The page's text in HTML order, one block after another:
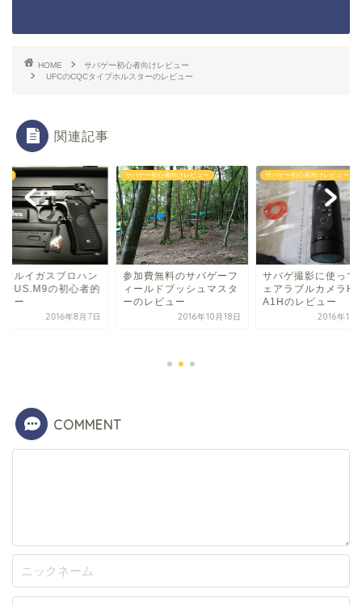
HOME
サバゲー初心者向けレビュー
UFCのCQCタイプホルスターのレビュー
関連記事
ー初心者向けレビュー
費無料のサバゲーフ
ルドブッシュマスタ
ビュー
2016年10月18日
サバゲー初心者向けレビュー
サバゲ撮影に使ってるウ
ェアラブルカメラHX-
A1Hのレビュー
2016年10月17日
エアガン
東京マルイガスブロ
ドガンUS.M9の初心
COMMENT